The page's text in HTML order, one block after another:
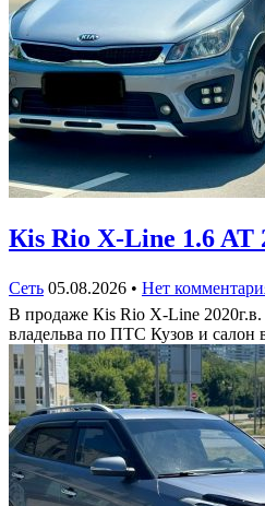
Кis Rio X-Line 1.6 AT
Сеть 05.08.2026 • Нет
В продаже Кis Rio X-Line
владельва по ПТС Кузов и